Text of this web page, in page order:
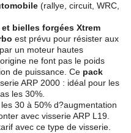
(rallye, circuit, WRC,
bielles forgées Xtrem
est prévu pour résister aux
un moteur hautes
ne font pas le poids
de puissance. Ce pack
ARP 2000 : idéal pour les
les 30%.
30 à 50% d?augmentation
avec visserie ARP L19.
avec ce type de visserie.